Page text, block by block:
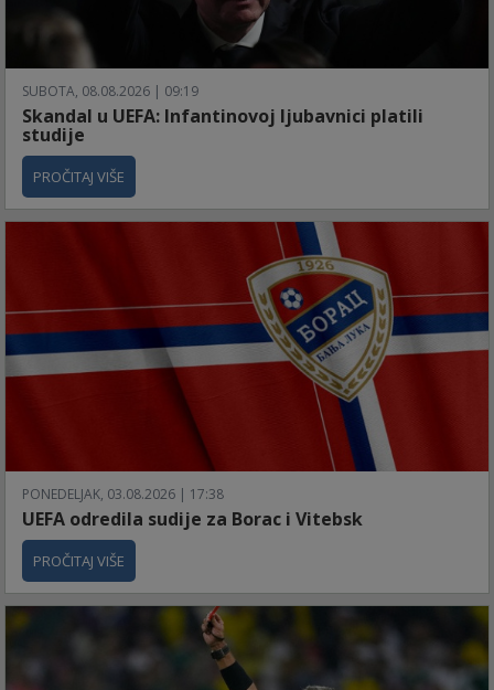
SUBOTA, 08.08.2026 | 09:19
Skandal u UEFA: Infantinovoj ljubavnici platili
studije
PROČITAJ VIŠE
PONEDELJAK, 03.08.2026 | 17:38
UEFA odredila sudije za Borac i Vitebsk
PROČITAJ VIŠE